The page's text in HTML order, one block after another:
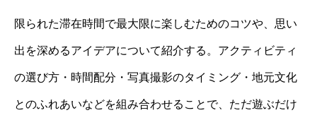
限られた滞在時間で最大限に楽しむためのコツや、思い
出を深めるアイデアについて紹介する。アクティビティ
の選び方・時間配分・写真撮影のタイミング・地元文化
とのふれあいなどを組み合わせることで、ただ遊ぶだけ